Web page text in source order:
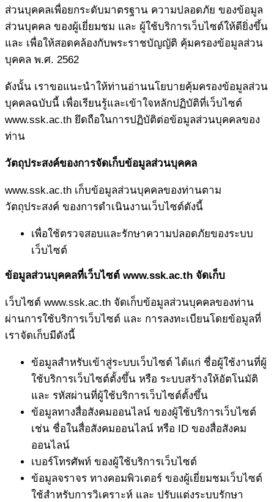
ส่วนบุคคลเพื่อยกระดับมาตรฐาน ความปลอดภัย ของข้อมูล
ส่วนบุคคล ของผู้เยี่ยมชม และ ผู้ใช้บริการเว็บไซต์ให้ดียิ่งขึ้น
และ เพื่อให้สอดคล้องกับพระราชบัญญัติ คุ้มครองข้อมูลส่วน
บุคคล พ.ศ. 2562
ดังนั้น เราขอแนะนำให้ท่านอ่านนโยบายคุ้มครองข้อมูลส่วน
บุคคลฉบับนี้ เพื่อเรียนรู้และเข้าใจหลักปฏิบัติที่เว็บไซต์
www.ssk.ac.th ยึดถือในการปฏิบัติต่อข้อมูลส่วนบุคคลของ
ท่าน
วัตถุประสงค์ของการจัดเก็บข้อมูลส่วนบุคคล
www.ssk.ac.th เก็บข้อมูลส่วนบุคคลของท่านตาม
วัตถุประสงค์ ของการดำเนินงานเว็บไซต์ดังนี้
เพื่อใช้ตรวจสอบและรักษาความปลอดภัยของระบบ
เว็บไซต์
ข้อมูลส่วนบุคคลที่เว็บไซต์ www.ssk.ac.th จัดเก็บ
เว็บไซต์ www.ssk.ac.th จัดเก็บข้อมูลส่วนบุคคลของท่าน
ผ่านการใช้บริการเว็บไซต์ และ การลงทะเบียนโดยข้อมูลที่
เราจัดเก็บมีดังนี้
ข้อมูลสำหรับเข้าสู่ระบบเว็บไซต์ ได้แก่ ชื่อผู้ใช้งานที่ผู้
ใช้บริการเว็บไซต์ตั้งขึ้น หรือ ระบบสร้างให้อัตโนมัติ
และ รหัสผ่านที่ผู้ใช้บริการเว็บไซต์ตั้งขึ้น
ข้อมูลทางสื่อสังคมออนไลน์ ของผู้ใช้บริการเว็บไซต์
เช่น ชื่อในสื่อสังคมออนไลน์ หรือ ID ของสื่อสังคม
ออนไลน์
เบอร์โทรศัพท์ ของผู้ใช้บริการเว็บไซต์
ข้อมูลจราจร ทางคอมพิวเตอร์ ของผู้เยี่ยมชมเว็บไซต์
ใช้สำหรับการวิเคราะห์ และ ปรับแต่งระบบรักษา